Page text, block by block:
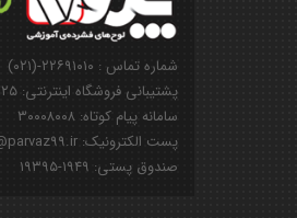
شماره تماس : ۲۲۶۹۱۰۱۰-(۰۲۱)
پشتیبانی فروشگاه اینترنتی: ۰۹۱۲۸۵۰۱۱۲۵
سامانه پیام کوتاه: ۳۰۰۰۸۰۰۸
پست الکترونیک: info@parvaz99.ir
صندوق پستی: ۱۹۴۹-۱۹۳۹۵